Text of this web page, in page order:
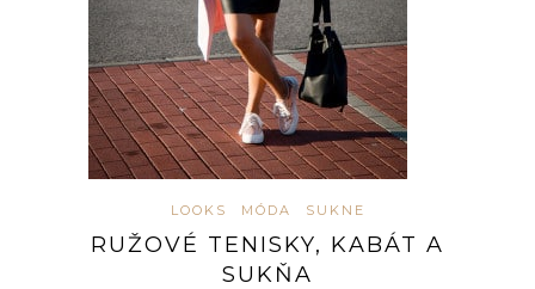
LOOKS MÓDA SUKNE
RUŽOVÉ TENISKY, KABÁT A
SUKŇA